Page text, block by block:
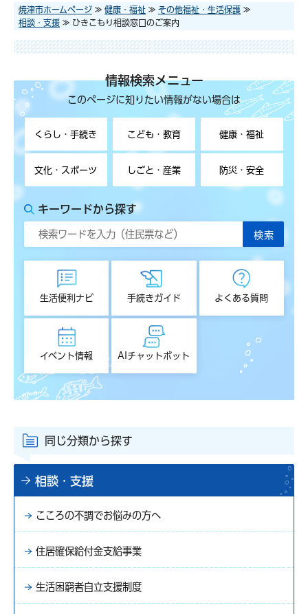
焼津市ホームページ ≫ 健康・福祉 ≫ その他福祉・生活保護 ≫
相談・支援 ≫ ひきこもり相談窓口のご案内
情報検索メニュー
このページに知りたい情報がない場合は
くらし・手続き こども・教育 健康・福祉
文化・スポーツ しごと・産業 防災・安全
キーワードから探す
生活便利ナビ 手続きガイド よくある質問
イベント情報 AIチャットボット
同じ分類から探す
相談・支援
こころの不調でお悩みの方へ
住居確保給付金支給事業
生活困窮者自立支援制度